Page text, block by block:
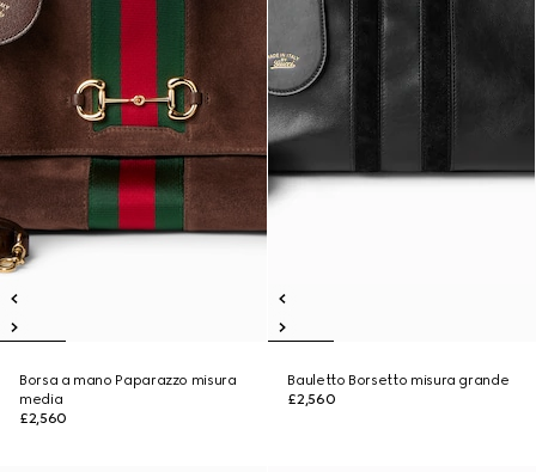
Borsa a mano Paparazzo misura
media
£2,560
Bauletto Borsetto misura grande
£2,560